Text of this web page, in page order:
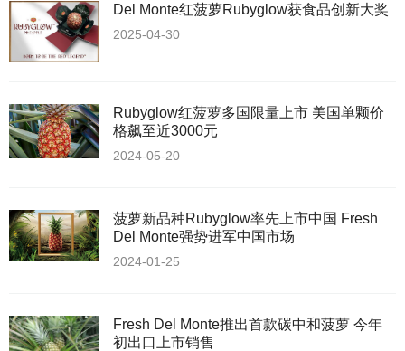
Del Monte红菠萝Rubyglow获食品创新大奖
2025-04-30
Rubyglow红菠萝多国限量上市 美国单颗价
格飙至近3000元
2024-05-20
菠萝新品种Rubyglow率先上市中国 Fresh
Del Monte强势进军中国市场
2024-01-25
Fresh Del Monte推出首款碳中和菠萝 今年
初出口上市销售